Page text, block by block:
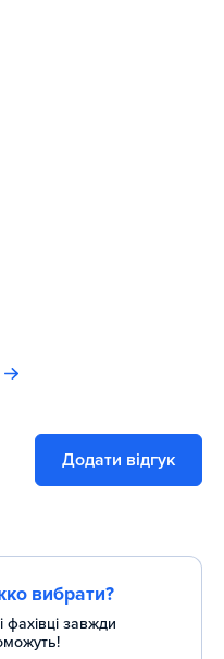
Додати відгук
вибрати?
фахівці завжди